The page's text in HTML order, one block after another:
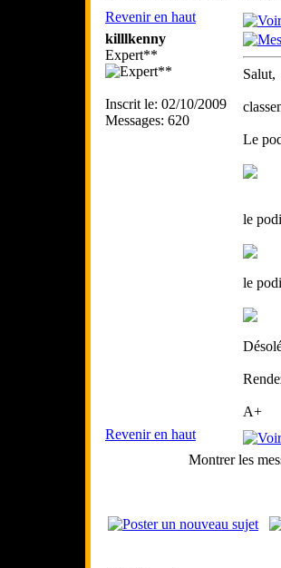
Revenir en haut
killlkenny
Expert**
Inscrit le: 02/10/2009
Messages: 620
Salut,
Le
le
le
A+
Revenir en haut
Montrer les